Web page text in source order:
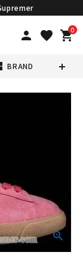
person favorite 0
shopping_cart
BRAND